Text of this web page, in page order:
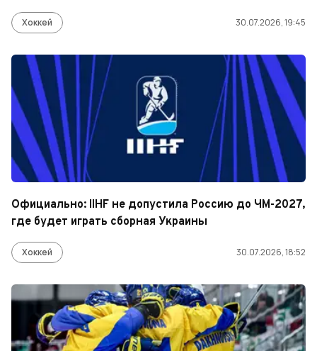
Хоккей 30.07.2026, 19:45
Официально: IIHF не допустила Россию до ЧМ-2027,
где будет играть сборная Украины
Хоккей 30.07.2026, 18:52